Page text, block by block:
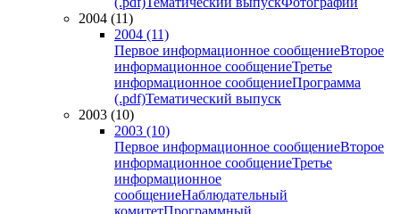
2004 (11)
2004 (11)
Первое информационное сообщениеВторое
информационное сообщениеТретье
информационное сообщениеПрограмма
(.pdf)Тематический выпуск
2003 (10)
2003 (10)
Первое информационное сообщениеВторое
информационное сообщениеТретье
информационное
сообщениеНаблюдательный
комитетПрограммный